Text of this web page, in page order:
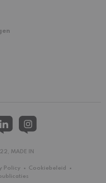
MADE IN
Policy
Cookiebeleid